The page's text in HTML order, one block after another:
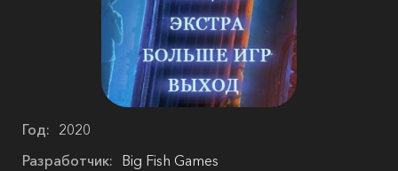
Год: 2020
Разработчик: Big Fish Games